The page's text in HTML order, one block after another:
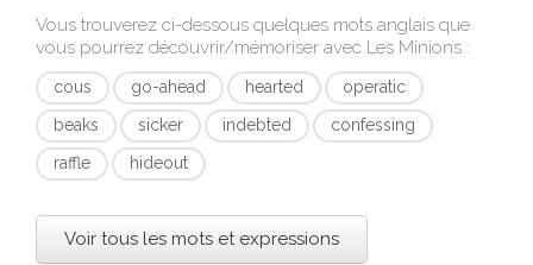
Vous trouverez ci-dessous quelques mots anglais que
vous pourrez découvrir/mémoriser avec Les Minions :
cous go-ahead hearted
operatic
beaks
sicker indebted
confessing
raffle
hideout
Voir tous les mots et expressions